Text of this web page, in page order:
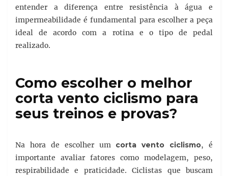
entender a diferença entre resistência à água e
impermeabilidade é fundamental para escolher a peça
ideal de acordo com a rotina e o tipo de pedal
realizado.
Como escolher o melhor
corta vento ciclismo para
seus treinos e provas?
Na hora de escolher um corta vento ciclismo, é
importante avaliar fatores como modelagem, peso,
respirabilidade e praticidade. Ciclistas que buscam